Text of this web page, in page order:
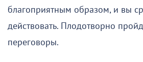
благоприятным образом, и вы
действовать. Плодотворно
переговоры.